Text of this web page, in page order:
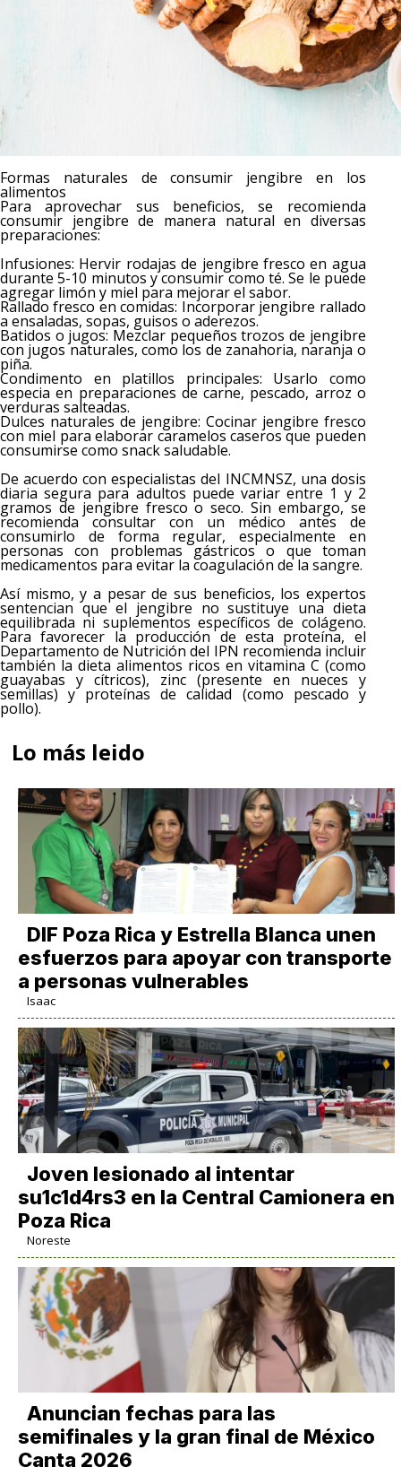
Formas naturales de consumir jengibre en los
alimentos
Para aprovechar sus beneficios, se recomienda
consumir jengibre de manera natural en diversas
preparaciones:
Infusiones: Hervir rodajas de jengibre fresco en agua
durante 5-10 minutos y consumir como té. Se le puede
agregar limón y miel para mejorar el sabor.
Rallado fresco en comidas: Incorporar jengibre rallado
a ensaladas, sopas, guisos o aderezos.
Batidos o jugos: Mezclar pequeños trozos de jengibre
con jugos naturales, como los de zanahoria, naranja o
piña.
Condimento en platillos principales: Usarlo como
especia en preparaciones de carne, pescado, arroz o
verduras salteadas.
Dulces naturales de jengibre: Cocinar jengibre fresco
con miel para elaborar caramelos caseros que pueden
consumirse como snack saludable.
De acuerdo con especialistas del INCMNSZ, una dosis
diaria segura para adultos puede variar entre 1 y 2
gramos de jengibre fresco o seco. Sin embargo, se
recomienda consultar con un médico antes de
consumirlo de forma regular, especialmente en
personas con problemas gástricos o que toman
medicamentos para evitar la coagulación de la sangre.
Así mismo, y a pesar de sus beneficios, los expertos
sentencian que el jengibre no sustituye una dieta
equilibrada ni suplementos específicos de colágeno.
Para favorecer la producción de esta proteína, el
Departamento de Nutrición del IPN recomienda incluir
también la dieta alimentos ricos en vitamina C (como
guayabas y cítricos), zinc (presente en nueces y
semillas) y proteínas de calidad (como pescado y
pollo).
Lo más leido
DIF Poza Rica y Estrella Blanca unen
esfuerzos para apoyar con transporte
a personas vulnerables
Isaac
Joven lesionado al intentar
su1c1d4rs3 en la Central Camionera en
Poza Rica
Noreste
Anuncian fechas para las
semifinales y la gran final de México
Canta 2026